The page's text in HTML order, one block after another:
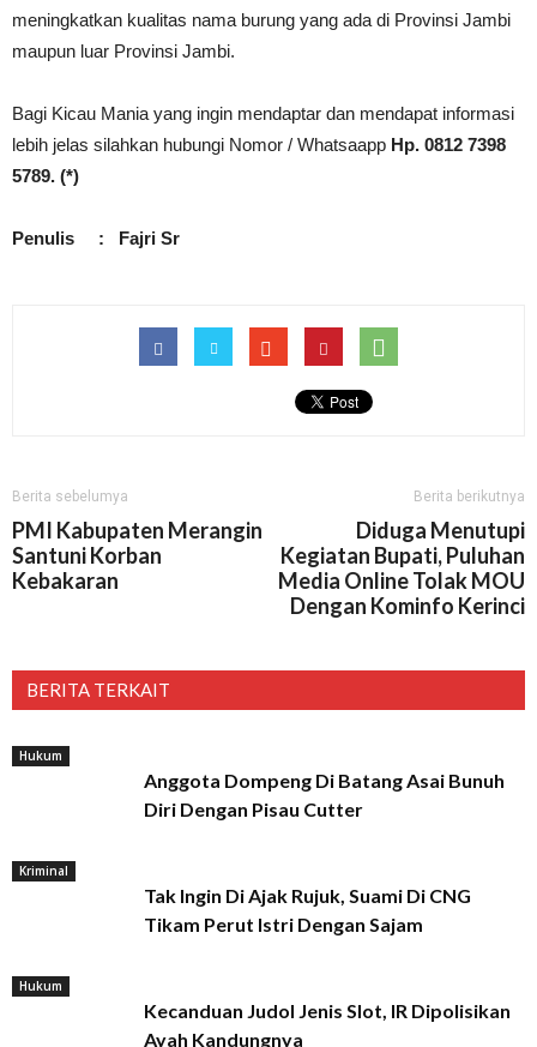
meningkatkan kualitas nama burung yang ada di Provinsi Jambi
maupun luar Provinsi Jambi.
Bagi Kicau Mania yang ingin mendaptar dan mendapat informasi
lebih jelas silahkan hubungi Nomor / Whatsaapp Hp. 0812 7398
5789. (*)
Penulis : Fajri Sr
Berita sebelumya
PMI Kabupaten Merangin
Santuni Korban
Kebakaran
Berita berikutnya
Diduga Menutupi
Kegiatan Bupati, Puluhan
Media Online Tolak MOU
Dengan Kominfo Kerinci
BERITA TERKAIT
Hukum
Anggota Dompeng Di Batang Asai Bunuh
Diri Dengan Pisau Cutter
Kriminal
Tak Ingin Di Ajak Rujuk, Suami Di CNG
Tikam Perut Istri Dengan Sajam
Hukum
Kecanduan Judol Jenis Slot, IR Dipolisikan
Ayah Kandungnya